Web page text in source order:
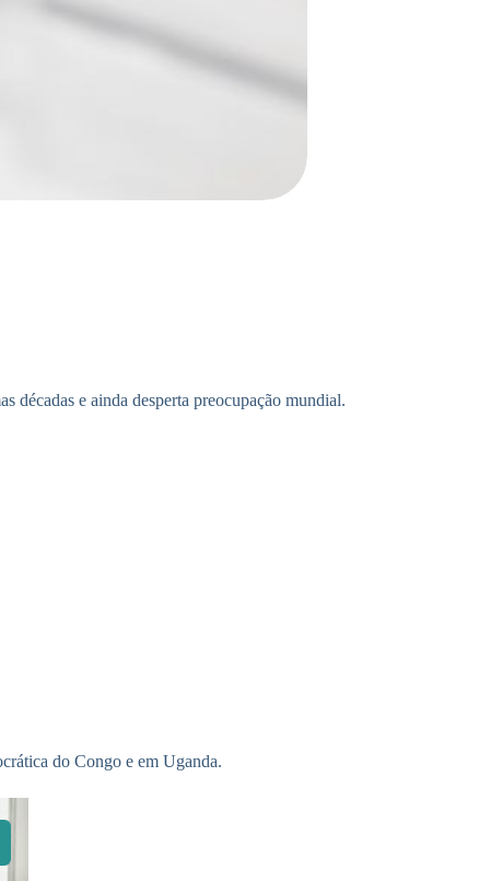
décadas e ainda desperta preocupação mundial.
do Congo e em Uganda.